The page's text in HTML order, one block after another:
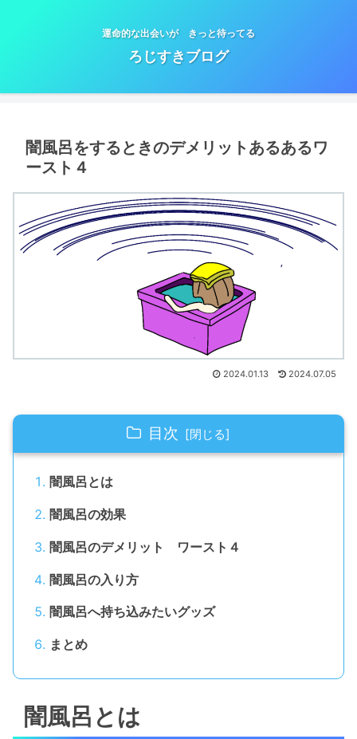
運命的な出会いが きっと待ってる
ろじすきブログ
闇風呂をするときのデメリットあるあるワ
ースト４
2024.01.13 2024.07.05
目次
闇風呂とは
闇風呂の効果
闇風呂のデメリット ワースト４
闇風呂の入り方
闇風呂へ持ち込みたいグッズ
まとめ
闇風呂とは